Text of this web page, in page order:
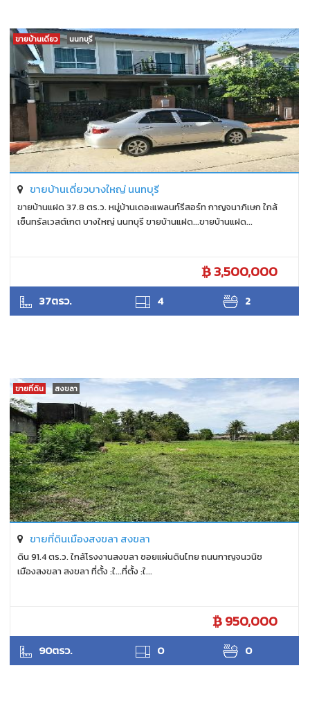
ขายบ้านเดี่ยว นนทบุรี
ขายบ้านเดี่ยวบางใหญ่ นนทบุรี
ขายบ้านแฝด 37.8 ตร.ว. หมู่บ้านเดอะแพลนท์รีสอร์ท กาญจนาภิเษก ใกล้
เซ็นทรัลเวสต์เกต บางใหญ่ นนทบุรี ขายบ้านแฝด...ขายบ้านแฝด...
3,500,000
37ตรว. 4 2
ANTPUNYAPA
ขายที่ดิน สงขลา
ขายที่ดินเมืองสงขลา สงขลา
ดิน 91.4 ตร.ว. ใกล้โรงงานสงขลา ซอยแผ่นดินไทย ถนนกาญจนวนิช
เมืองสงขลา สงขลา ที่ตั้ง :ใ...ที่ตั้ง :ใ...
950,000
90ตรว. 0 0
ANTPUNYAPA